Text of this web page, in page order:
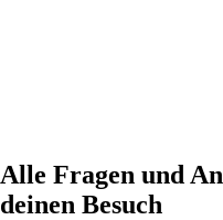
Alle Fragen und
deinen Besuch